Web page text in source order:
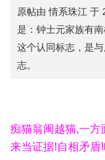
原帖由情系珠江 于
是：钟士元家族有
这个认同标志，是
志。
痴猫翁闽越猫,一方
来当证据!自相矛盾!